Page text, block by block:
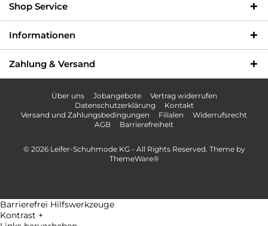
Shop Service
Informationen
Zahlung & Versand
Über uns Jobangebote
Vertrag widerrufen
Datenschutzerklärung
Kontakt
Versand und Zahlungsbedingungen
Filialen
Widerrufsrecht
AGB
Barrierefreiheit
© 2026 Leifer-Schuhmode KG - All Rights Reserved. Theme by
ThemeWare®
Barrierefrei Hilfswerkzeuge
Kontrast +